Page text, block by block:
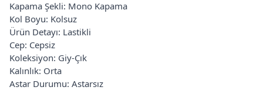
Kapama Şekli: Mono Kapama
Kol Boyu: Kolsuz
Ürün Detayı: Lastikli
Cep: Cepsiz
Koleksiyon: Giy-Çık
Kalınlık: Orta
Astar Durumu: Astarsız